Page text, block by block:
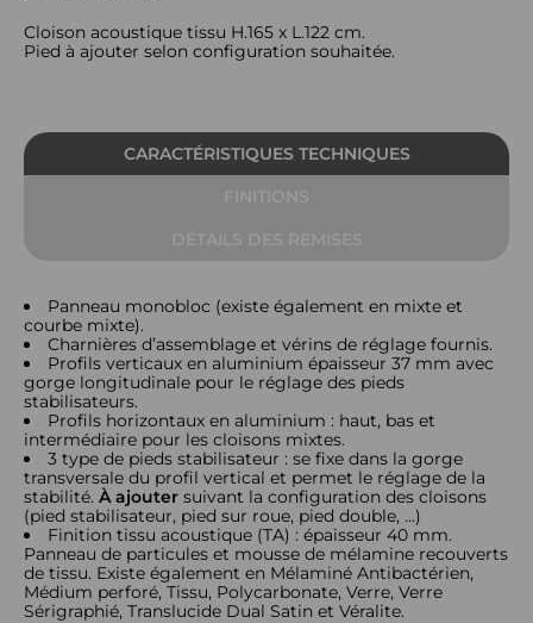
Cloison acoustique tissu H.165 x L.122 cm.
Pied à ajouter selon configuration souhaitée.
CARACTÉRISTIQUES TECHNIQUES
Panneau monobloc (existe également en mixte et
courbe mixte).
Charnières d’assemblage et vérins de réglage fournis.
Profils verticaux en aluminium épaisseur 37 mm avec
gorge longitudinale pour le réglage des pieds
stabilisateurs.
Profils horizontaux en aluminium : haut, bas et
intermédiaire pour les cloisons mixtes.
3 type de pieds stabilisateur : se fixe dans la gorge
transversale du profil vertical et permet le réglage de la
stabilité. À ajouter suivant la configuration des cloisons
(pied stabilisateur, pied sur roue, pied double, ...)
Finition tissu acoustique (TA) : épaisseur 40 mm.
Panneau de particules et mousse de mélamine recouverts
de tissu. Existe également en Mélaminé Antibactérien,
Médium perforé, Tissu, Polycarbonate, Verre, Verre
Sérigraphié, Translucide Dual Satin et Véralite.